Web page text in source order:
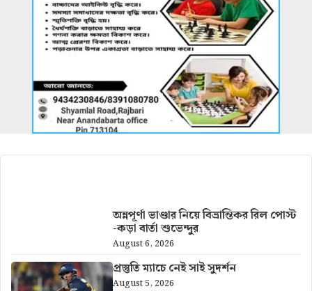
অন্নপূর্ণা ভাণ্ডার নিয়ে বিভ্রান্তিকর রিল পোস্ট
-কড়া বার্তা শুভেন্দুর
August 6, 2026
প্রস্তুতি ম্যাচে নেই সাই সুদর্শন
August 5, 2026